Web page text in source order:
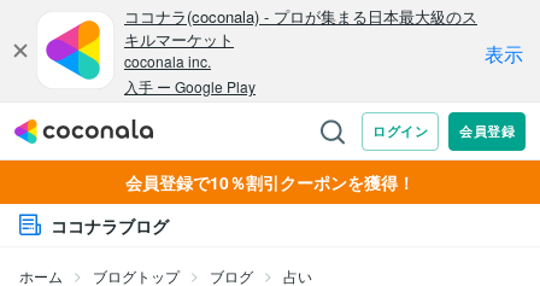
会員登録で10％割引クーポンを獲得！
ココナラブログ
ホーム ブログトップ ブログ 占い